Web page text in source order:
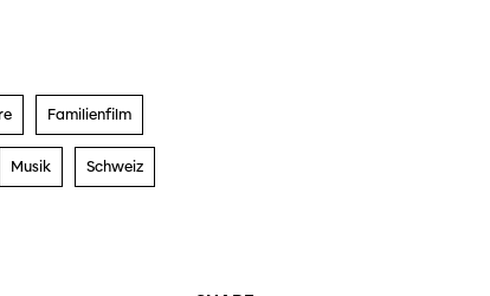
Familienfilm
Musik Schweiz